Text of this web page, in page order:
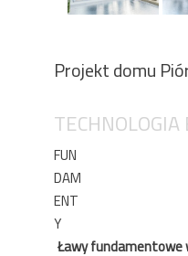
Projekt domu
FUN
DAM
ENT
Y
Ławy fundamentowe